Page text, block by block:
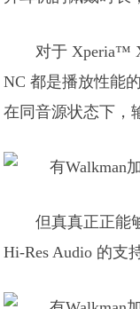
对于 Xperia™
NC 都是播放性能
在同音源状态下，
但真真正正能
Hi-Res Audio 的支